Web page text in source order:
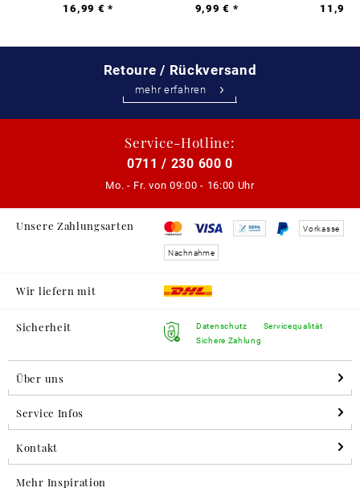
16,99 € *
9,99 € *
11,99
Retoure / Rückversand
mehr erfahren
Service-Hotline:
0711 / 230 600 0
Mo. - Fr. von 09:00 - 16:00 Uhr
Unsere Zahlungsarten Vorkasse
Nachnahme
Wir liefern mit
Sicherheit
Datenschutz
Sichere Zahlung
Servicequalität
Über uns
Service Infos
Kontakt
Mehr Inspiration